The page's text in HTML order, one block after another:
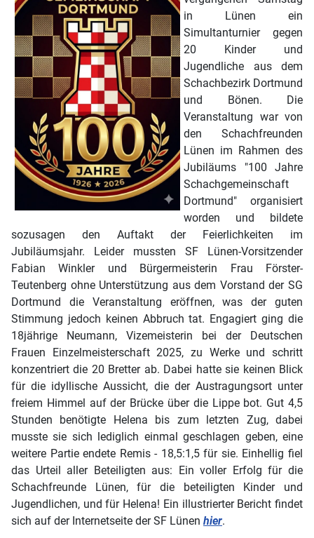
in Lünen ein
Simultanturnier gegen
20 Kinder und
Jugendliche aus dem
Schachbezirk Dortmund
und Bönen. Die
Veranstaltung war von
den Schachfreunden
Lünen im Rahmen des
Jubiläums "100 Jahre
Schachgemeinschaft
Dortmund" organisiert
worden und bildete
sozusagen den Auftakt der Feierlichkeiten im
Jubiläumsjahr. Leider mussten SF Lünen-Vorsitzender
Fabian Winkler und Bürgermeisterin Frau Förster-
Teutenberg ohne Unterstützung aus dem Vorstand der SG
Dortmund die Veranstaltung eröffnen, was der guten
Stimmung jedoch keinen Abbruch tat. Engagiert ging die
18jährige Neumann, Vizemeisterin bei der Deutschen
Frauen Einzelmeisterschaft 2025, zu Werke und schritt
konzentriert die 20 Bretter ab. Dabei hatte sie keinen Blick
für die idyllische Aussicht, die der Austragungsort unter
freiem Himmel auf der Brücke über die Lippe bot. Gut 4,5
Stunden benötigte Helena bis zum letzten Zug, dabei
musste sie sich lediglich einmal geschlagen geben, eine
weitere Partie endete Remis - 18,5:1,5 für sie. Einhellig fiel
das Urteil aller Beteiligten aus: Ein voller Erfolg für die
Schachfreunde Lünen, für die beteiligten Kinder und
Jugendlichen, und für Helena! Ein illustrierter Bericht findet
sich auf der Internetseite der SF Lünen hier.